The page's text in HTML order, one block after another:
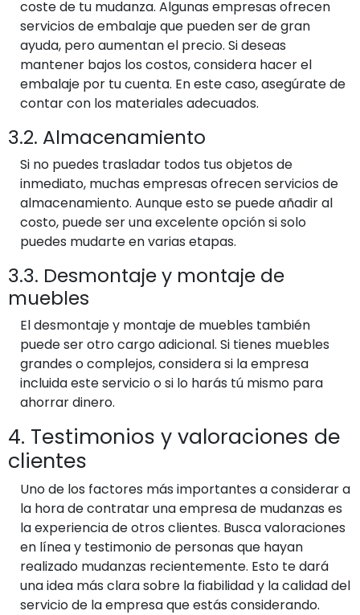
coste de tu mudanza. Algunas empresas ofrecen
servicios de embalaje que pueden ser de gran
ayuda, pero aumentan el precio. Si deseas
mantener bajos los costos, considera hacer el
embalaje por tu cuenta. En este caso, asegúrate de
contar con los materiales adecuados.
3.2. Almacenamiento
Si no puedes trasladar todos tus objetos de
inmediato, muchas empresas ofrecen servicios de
almacenamiento. Aunque esto se puede añadir al
costo, puede ser una excelente opción si solo
puedes mudarte en varias etapas.
3.3. Desmontaje y montaje de
muebles
El desmontaje y montaje de muebles también
puede ser otro cargo adicional. Si tienes muebles
grandes o complejos, considera si la empresa
incluida este servicio o si lo harás tú mismo para
ahorrar dinero.
4. Testimonios y valoraciones de
clientes
Uno de los factores más importantes a considerar a
la hora de contratar una empresa de mudanzas es
la experiencia de otros clientes. Busca valoraciones
en línea y testimonio de personas que hayan
realizado mudanzas recientemente. Esto te dará
una idea más clara sobre la fiabilidad y la calidad del
servicio de la empresa que estás considerando.